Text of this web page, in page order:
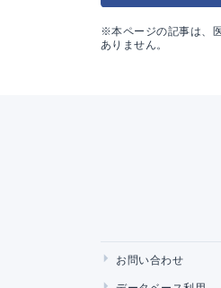
※本ページの記事は、
ありません。
お問い合わせ